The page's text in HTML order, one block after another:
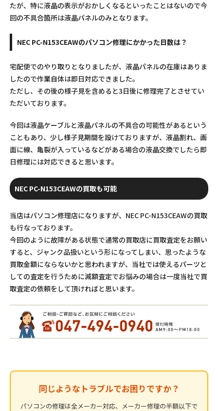
たが、特に液晶の表示がおかしくなるといったことはないので今
回の不具合箇所は液晶パネルのみとなります。
NEC PC-N153CEAWのパソコン修理にかかった日数は？
宅配便でのやり取りとなりましたが、液晶パネルの在庫はありま
したので作業自体は即日対応できました。
ただし、その後の様子見を含めると3日後に修理完了とさせてい
ただいております。
今回は液晶ケーブルと液晶パネルの不具合の可能性があるという
こともあり、少し様子見期間を設けておりますが、液晶割れ、画
面に線、亀裂が入っているなどがある場合の液晶交換でしたら即
日修理には対応できると思います。
NEC PC-N153CEAWの買取も可能
当店はパソコン修理店になりますが、NEC PC-N153CEAWの買取
も行なっております。
今回のように故障がある状態で通常の買取店に買取査定をお願い
すると、ジャンク品扱いという形になってしまい、思ったような
買取金額にならないかと思われますが、当社では使えるパーツと
しての査定を行うために減額査定でお悩みの場合は一度当社で買
取査定の依頼をして頂ければと思います。
同じようなトラブルでお困りですか？
パソコンの修理は全メーカー対応、メーカー修理の半額以下で